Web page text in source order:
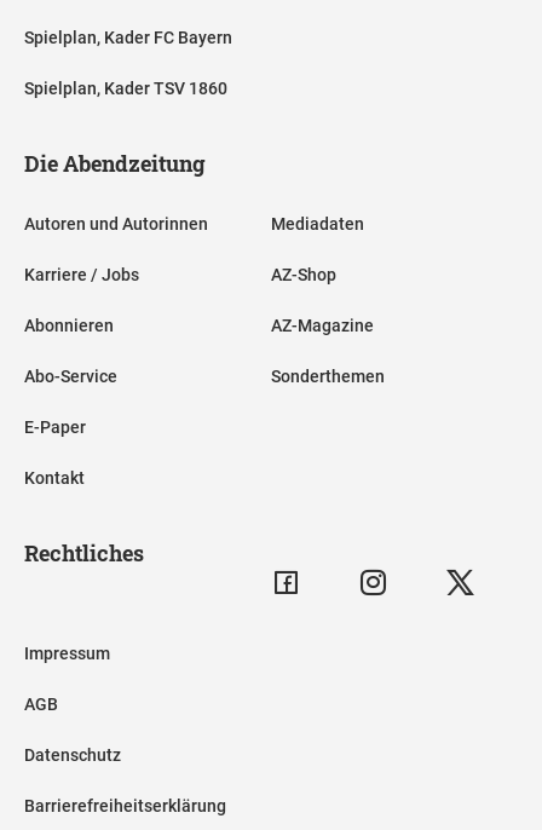
Spielplan, Kader FC Bayern
Spielplan, Kader TSV 1860
Die Abendzeitung
Autoren und Autorinnen
Karriere / Jobs
Abonnieren
Abo-Service
E-Paper
Kontakt
Mediadaten
AZ-Shop
AZ-Magazine
Sonderthemen
Rechtliches
Impressum
AGB
Datenschutz
Barrierefreiheitserklärung